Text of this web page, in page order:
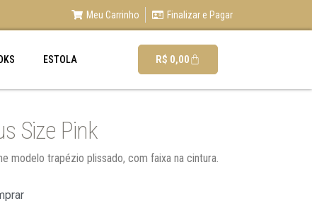
Meu Carrinho Finalizar e Pagar
ESTOLA R$ 0,00
Size Pink
modelo trapézio plissado, com faixa na cintura.